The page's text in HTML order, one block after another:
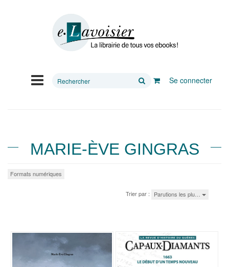
Rechercher
Se connecter
MARIE-ÈVE GINGRAS
Formats numériques
Trier par : Parutions les plu…